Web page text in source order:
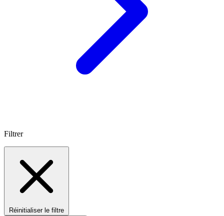
Filtrer
Réinitialiser le filtre